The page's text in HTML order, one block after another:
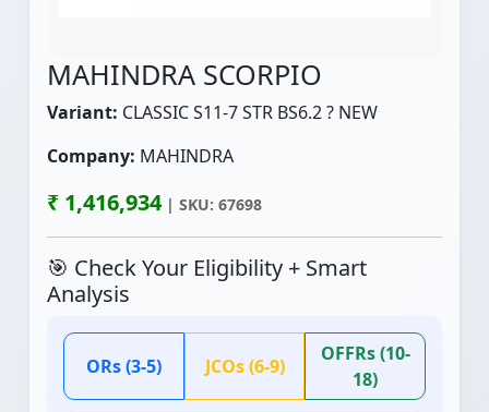
MAHINDRA SCORPIO
Variant: CLASSIC S11-7 STR BS6.2 ? NEW
Company: MAHINDRA
₹ 1,416,934| SKU: 67698
🎯 Check Your Eligibility + Smart
Analysis
ORs (3-5) JCOs (6-9)
OFFRs (10-
18)